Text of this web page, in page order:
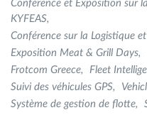
Conférence et Exposition sur
KYFEAS
Conférence sur la Logistique
Exposition Meat & Grill Days
Frotcom Greece
Fleet
Suivi des véhicules GPS
Système de gestion de flotte